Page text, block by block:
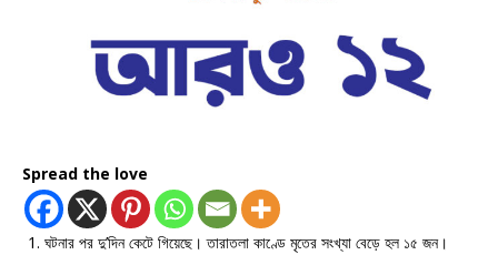
Spread the love
ঘটনার পর দু’দিন কেটে গিয়েছে। তারাতলা কাণ্ডে মৃতের সংখ্যা বেড়ে হল ১৫ জন।